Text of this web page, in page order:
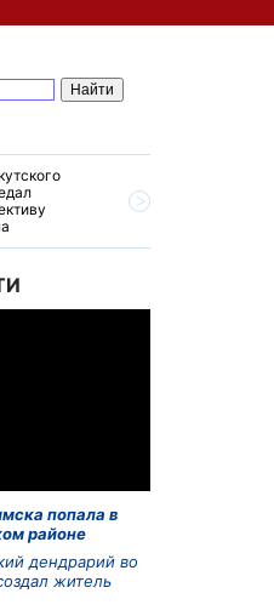
попала в
районе
дендрарий во
житель